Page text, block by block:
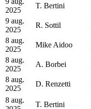
2025
T. Bertini
9 aug.
2025
R. Sottil
8 aug.
2025
Mike Aidoo
8 aug.
2025
A. Borbei
8 aug.
2025
D. Renzetti
8 aug.
T. Bertini